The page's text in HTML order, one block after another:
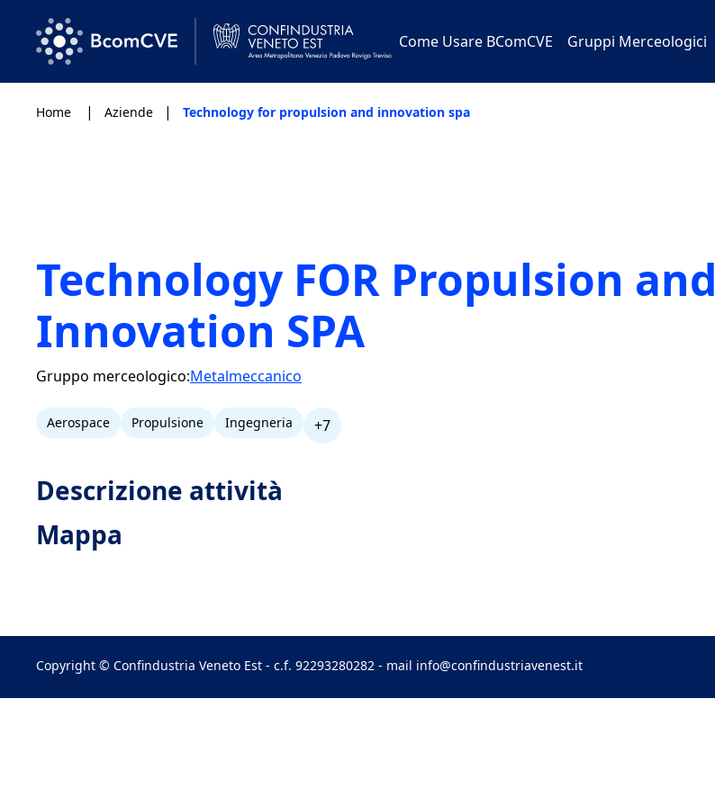
Come Usare BComCVE Gruppi Merceologici
Home | Aziende | Technology for propulsion and innovation spa
Technology FOR Propulsion and
Innovation SPA
Gruppo merceologico:Metalmeccanico
Aerospace Propulsione Ingegneria +7
Descrizione attività
Mappa
Copyright © Confindustria Veneto Est - c.f. 92293280282 - mail info@confindustriavenest.it